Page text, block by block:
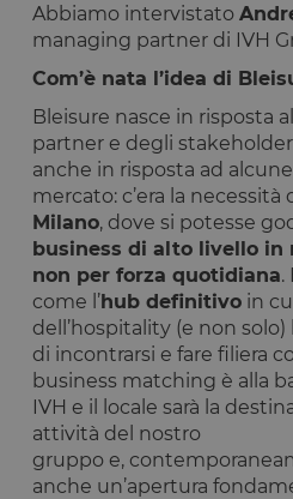
Abbiamo intervistato
managing partner di IVH
Com’è nata l’idea di
Bleisure nasce in risposta
partner e degli
anche in risposta ad
mercato: c’era la necessità
Milano, dove si potesse
business di alto livello in
non per forza quotidiana.
come l’hub definitivo in
dell’hospitality (e non solo)
di incontrarsi e fare filiera
business matching è alla
IVH e il locale sarà la
attività del nostro
gruppo e,
anche un’apertura